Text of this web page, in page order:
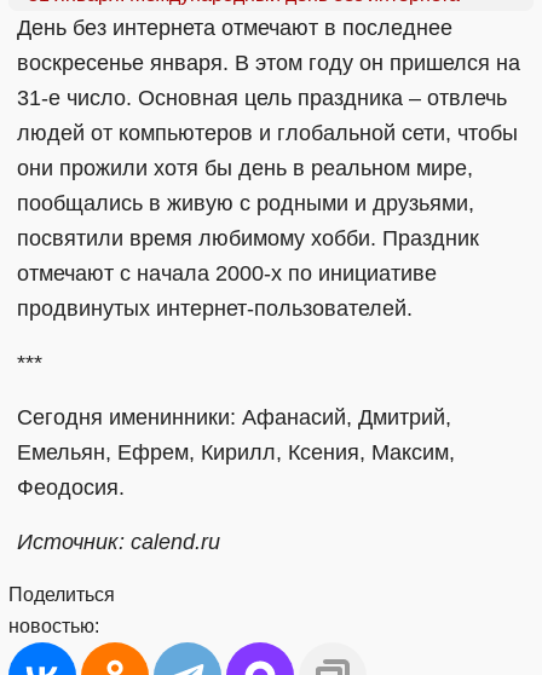
День без интернета отмечают в последнее
воскресенье января. В этом году он пришелся на
31-е число. Основная цель праздника – отвлечь
людей от компьютеров и глобальной сети, чтобы
они прожили хотя бы день в реальном мире,
пообщались в живую с родными и друзьями,
посвятили время любимому хобби. Праздник
отмечают с начала 2000-х по инициативе
продвинутых интернет-пользователей.
***
Сегодня именинники: Афанасий, Дмитрий,
Емельян, Ефрем, Кирилл, Ксения, Максим,
Феодосия.
Источник: calend.ru
Поделиться
новостью: